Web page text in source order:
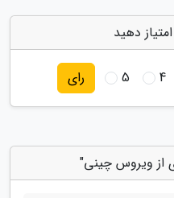
دهید
4
5 رای
از ویروس چینی"